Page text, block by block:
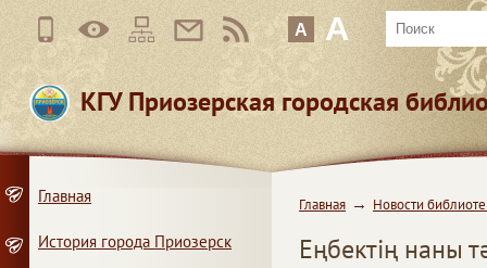
A A
КГУ Приозерская городская
Главная Новости
Еңбектің наны
Главная
История города Приозерск